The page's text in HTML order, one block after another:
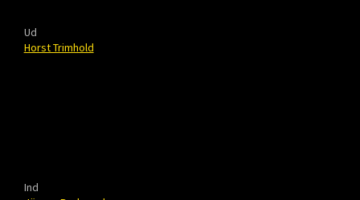
Ud
Horst Trimhold
Ind